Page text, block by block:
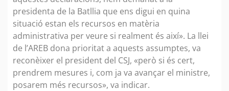
presidenta de la Batllia que ens digui en quina
situació estan els recursos en matèria
administrativa per veure si realment és així». La llei
de l’AREB dona prioritat a aquests assumptes, va
reconèixer el president del CSJ, «però si és cert,
prendrem mesures i, com ja va avançar el ministre,
posarem més recursos», va indicar.